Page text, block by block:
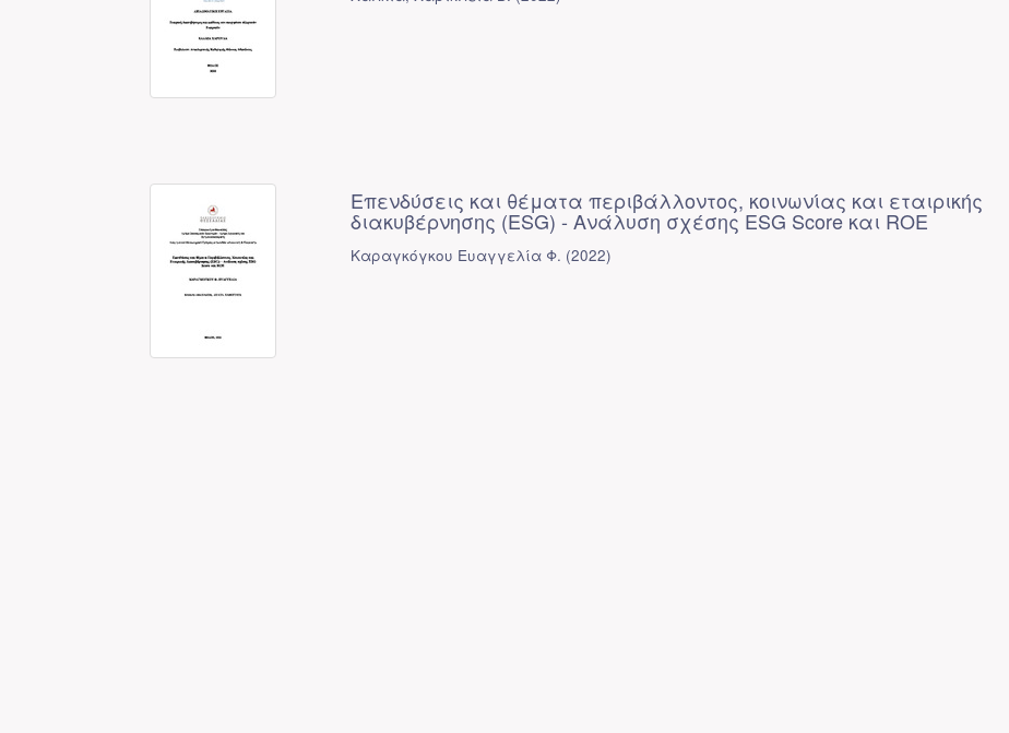
Επενδύσεις και θέματα περιβάλλοντος, κοινωνίας και εταιρικής
διακυβέρνησης (ESG) - Ανάλυση σχέσης ESG Score και ROE
Καραγκόγκου Ευαγγελία Φ. (2022)